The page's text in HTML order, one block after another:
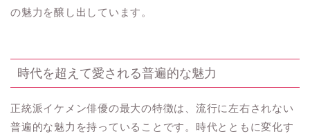
の魅力を醸し出しています。
時代を超えて愛される普遍的な魅力
正統派イケメン俳優の最大の特徴は、流行に左右されない
普遍的な魅力を持っていることです。時代とともに変化す